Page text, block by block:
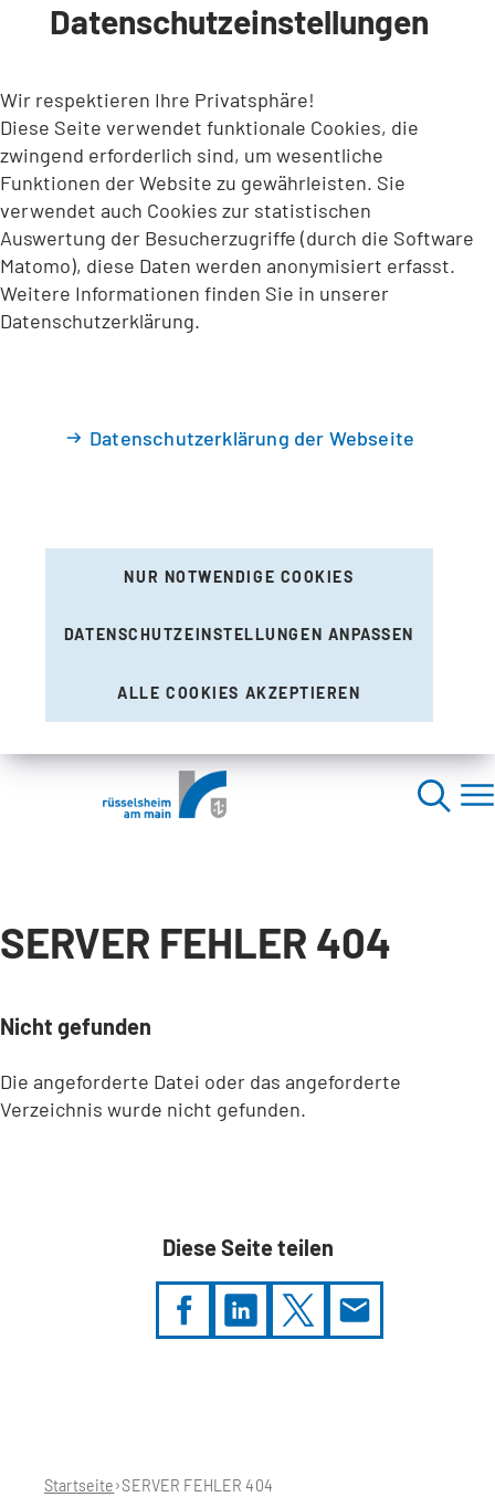
INHALT ANSPRINGEN
Datenschutzeinstellungen
Wir respektieren Ihre Privatsphäre!
Diese Seite verwendet funktionale Cookies, die
zwingend erforderlich sind, um wesentliche
Funktionen der Website zu gewährleisten. Sie
verwendet auch Cookies zur statistischen
Auswertung der Besucherzugriffe (durch die Software
Matomo), diese Daten werden anonymisiert erfasst.
Weitere Informationen finden Sie in unserer
Datenschutzerklärung.
Datenschutzerklärung der Webseite
NUR NOTWENDIGE COOKIES
DATENSCHUTZEINSTELLUNGEN ANPASSEN
ALLE COOKIES AKZEPTIEREN
SERVER FEHLER 404
Nicht gefunden
Die angeforderte Datei oder das angeforderte
Verzeichnis wurde nicht gefunden.
Diese Seite teilen
Startseite SERVER FEHLER 404